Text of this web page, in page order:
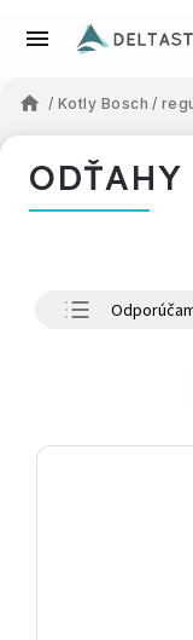
/ Kotly Bosch /